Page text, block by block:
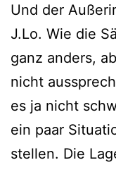
Und der
J.Lo. Wie die
ganz anders,
nicht
es ja nicht
ein paar
stel­len. Die